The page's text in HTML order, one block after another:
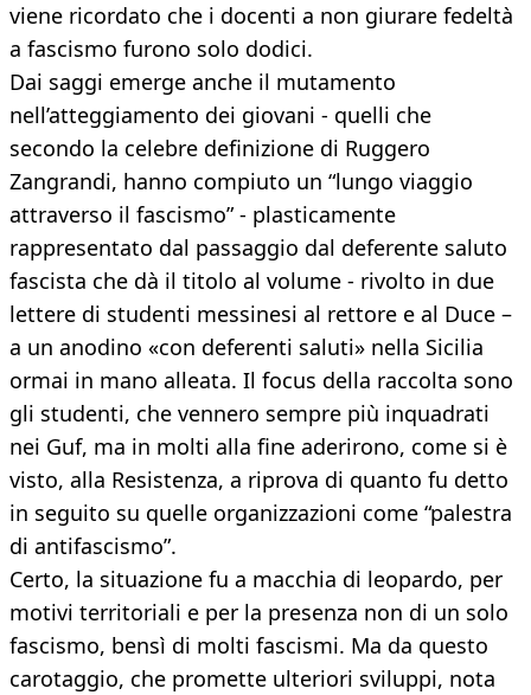
viene ricordato che i docenti a non giurare fedeltà
a fascismo furono solo dodici.
Dai saggi emerge anche il mutamento
nell’atteggiamento dei giovani - quelli che
secondo la celebre definizione di Ruggero
Zangrandi, hanno compiuto un “lungo viaggio
attraverso il fascismo” - plasticamente
rappresentato dal passaggio dal deferente saluto
fascista che dà il titolo al volume - rivolto in due
lettere di studenti messinesi al rettore e al Duce –
a un anodino «con deferenti saluti» nella Sicilia
ormai in mano alleata. Il focus della raccolta sono
gli studenti, che vennero sempre più inquadrati
nei Guf, ma in molti alla fine aderirono, come si è
visto, alla Resistenza, a riprova di quanto fu detto
in seguito su quelle organizzazioni come “palestra
di antifascismo”.
Certo, la situazione fu a macchia di leopardo, per
motivi territoriali e per la presenza non di un solo
fascismo, bensì di molti fascismi. Ma da questo
carotaggio, che promette ulteriori sviluppi, nota